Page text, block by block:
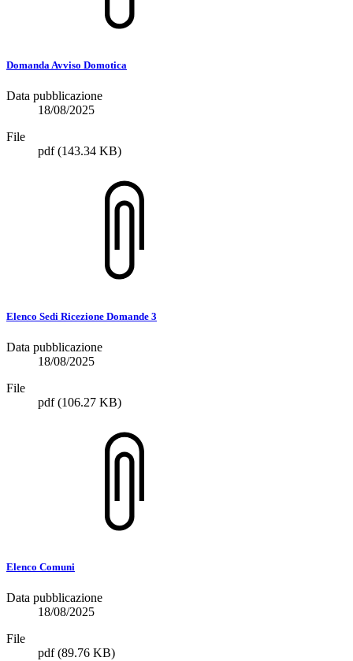
Domanda Avviso Domotica
Data pubblicazione
18/08/2025
File
pdf(143.34 KB)
Elenco Sedi Ricezione Domande 3
Data pubblicazione
18/08/2025
File
pdf(106.27 KB)
Elenco Comuni
Data pubblicazione
18/08/2025
File
pdf(89.76 KB)